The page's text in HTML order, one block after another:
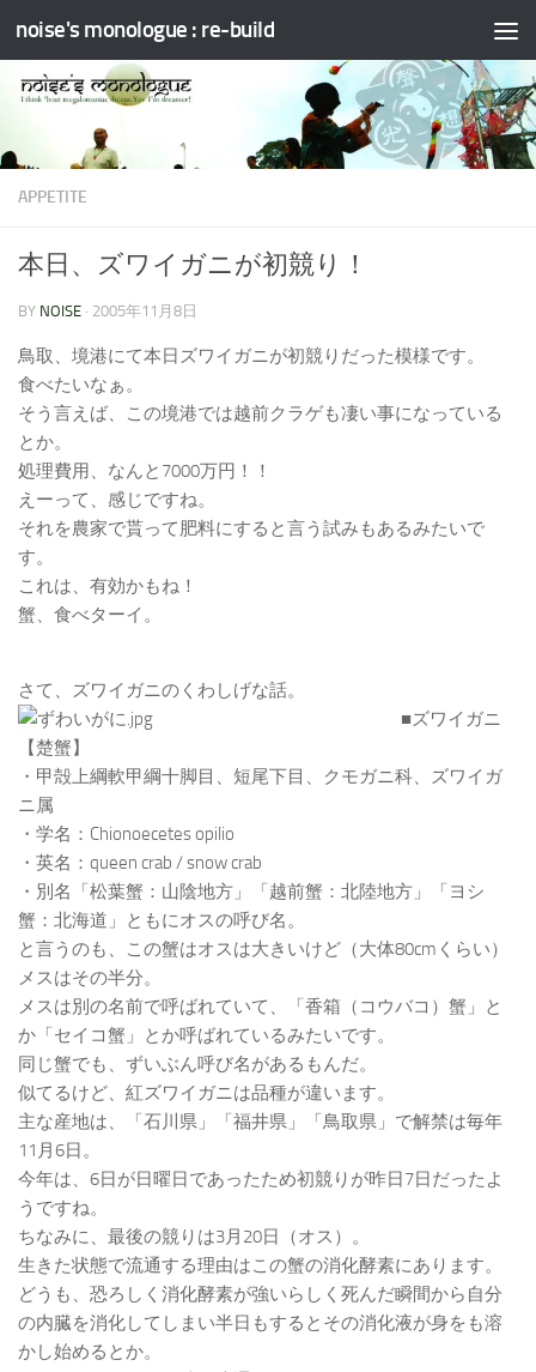
コンテンツへスキップ
noise's monologue : re-build
APPETITE
本日、ズワイガニが初競り！
BY NOISE · 2005年11月8日
鳥取、境港にて本日ズワイガニが初競りだった模様です。
食べたいなぁ。
そう言えば、この境港では越前クラゲも凄い事になっている
とか。
処理費用、なんと7000万円！！
えーって、感じですね。
それを農家で貰って肥料にすると言う試みもあるみたいで
す。
これは、有効かもね！
蟹、食べターイ。
さて、ズワイガニのくわしげな話。
■ズワイガニ
【楚蟹】
・甲殻上綱軟甲綱十脚目、短尾下目、クモガニ科、ズワイガ
ニ属
・学名：Chionoecetes opilio
・英名：queen crab / snow crab
・別名「松葉蟹：山陰地方」「越前蟹：北陸地方」「ヨシ
蟹：北海道」ともにオスの呼び名。
と言うのも、この蟹はオスは大きいけど（大体80cmくらい）
メスはその半分。
メスは別の名前で呼ばれていて、「香箱（コウバコ）蟹」と
か「セイコ蟹」とか呼ばれているみたいです。
同じ蟹でも、ずいぶん呼び名があるもんだ。
似てるけど、紅ズワイガニは品種が違います。
主な産地は、「石川県」「福井県」「鳥取県」で解禁は毎年
11月6日。
今年は、6日が日曜日であったため初競りが昨日7日だったよ
うですね。
ちなみに、最後の競りは3月20日（オス）。
生きた状態で流通する理由はこの蟹の消化酵素にあります。
どうも、恐ろしく消化酵素が強いらしく死んだ瞬間から自分
の内臓を消化してしまい半日もするとその消化液が身をも溶
かし始めるとか。